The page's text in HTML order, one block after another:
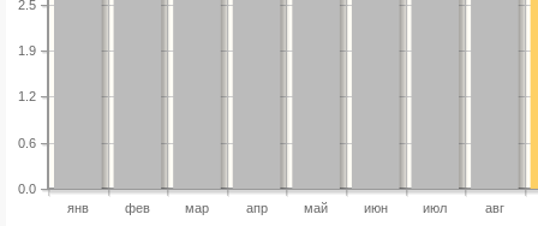
янв фев мар апр май июн июл авг
0.0
0.6
1.2
1.9
2.5